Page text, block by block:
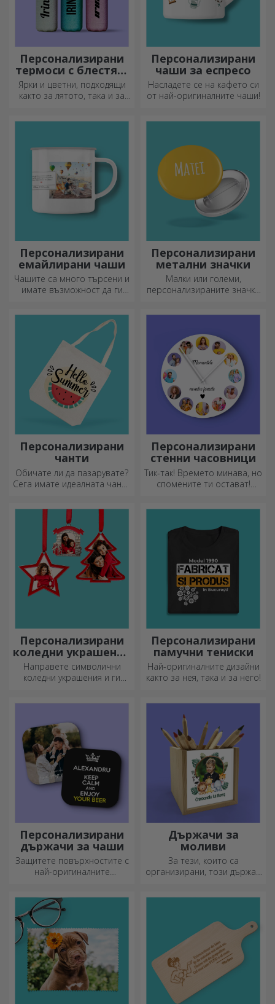
Персонализирани
термоси с блестящ
дизайн
Ярки и цветни, подходящи
както за лятото, така и за
Персонализирани
чаши за еспресо
Насладете се на кафето си
от най-оригиналните чаши!
Персонализирани
емайлирани чаши
Чашите са много търсени и
имате възможност да ги
и да отидете, защото
емайлираните не се чупят.
Персонализирани
метални значки
Малки или големи,
персонализираните значки
който носи късмет, усмивки
и добро настроение!
Персонализирани
чанти
Обичате ли да пазарувате?
Сега имате идеалната чанта
Персонализирани
стенни часовници
Тик-так! Времето минава, но
спомените ти остават!
Персонализирани
коледни украшения
за елха
Направете символични
коледни украшения и ги
Персонализирани
памучни тениски
Най-оригиналните дизайни
както за нея, така и за него!
Персонализирани
държачи за чаши
Защитете повърхностите с
най-оригиналните
Държачи за
моливи
За тези, които са
организирани, този държач